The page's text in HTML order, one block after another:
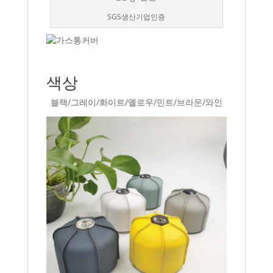
SGS생산기업인증
색상
블랙/그레이/화이트/옐로우/민트/브라운/와인